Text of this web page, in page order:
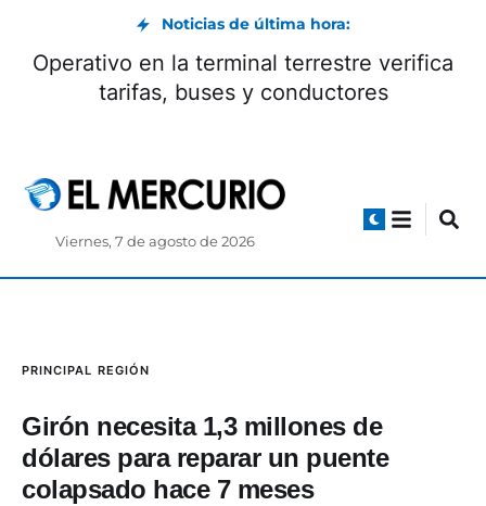
Noticias de última hora:
Operativo en la terminal terrestre verifica
tarifas, buses y conductores
Viernes, 7 de agosto de 2026
PRINCIPAL REGIÓN
Girón necesita 1,3 millones de
dólares para reparar un puente
colapsado hace 7 meses